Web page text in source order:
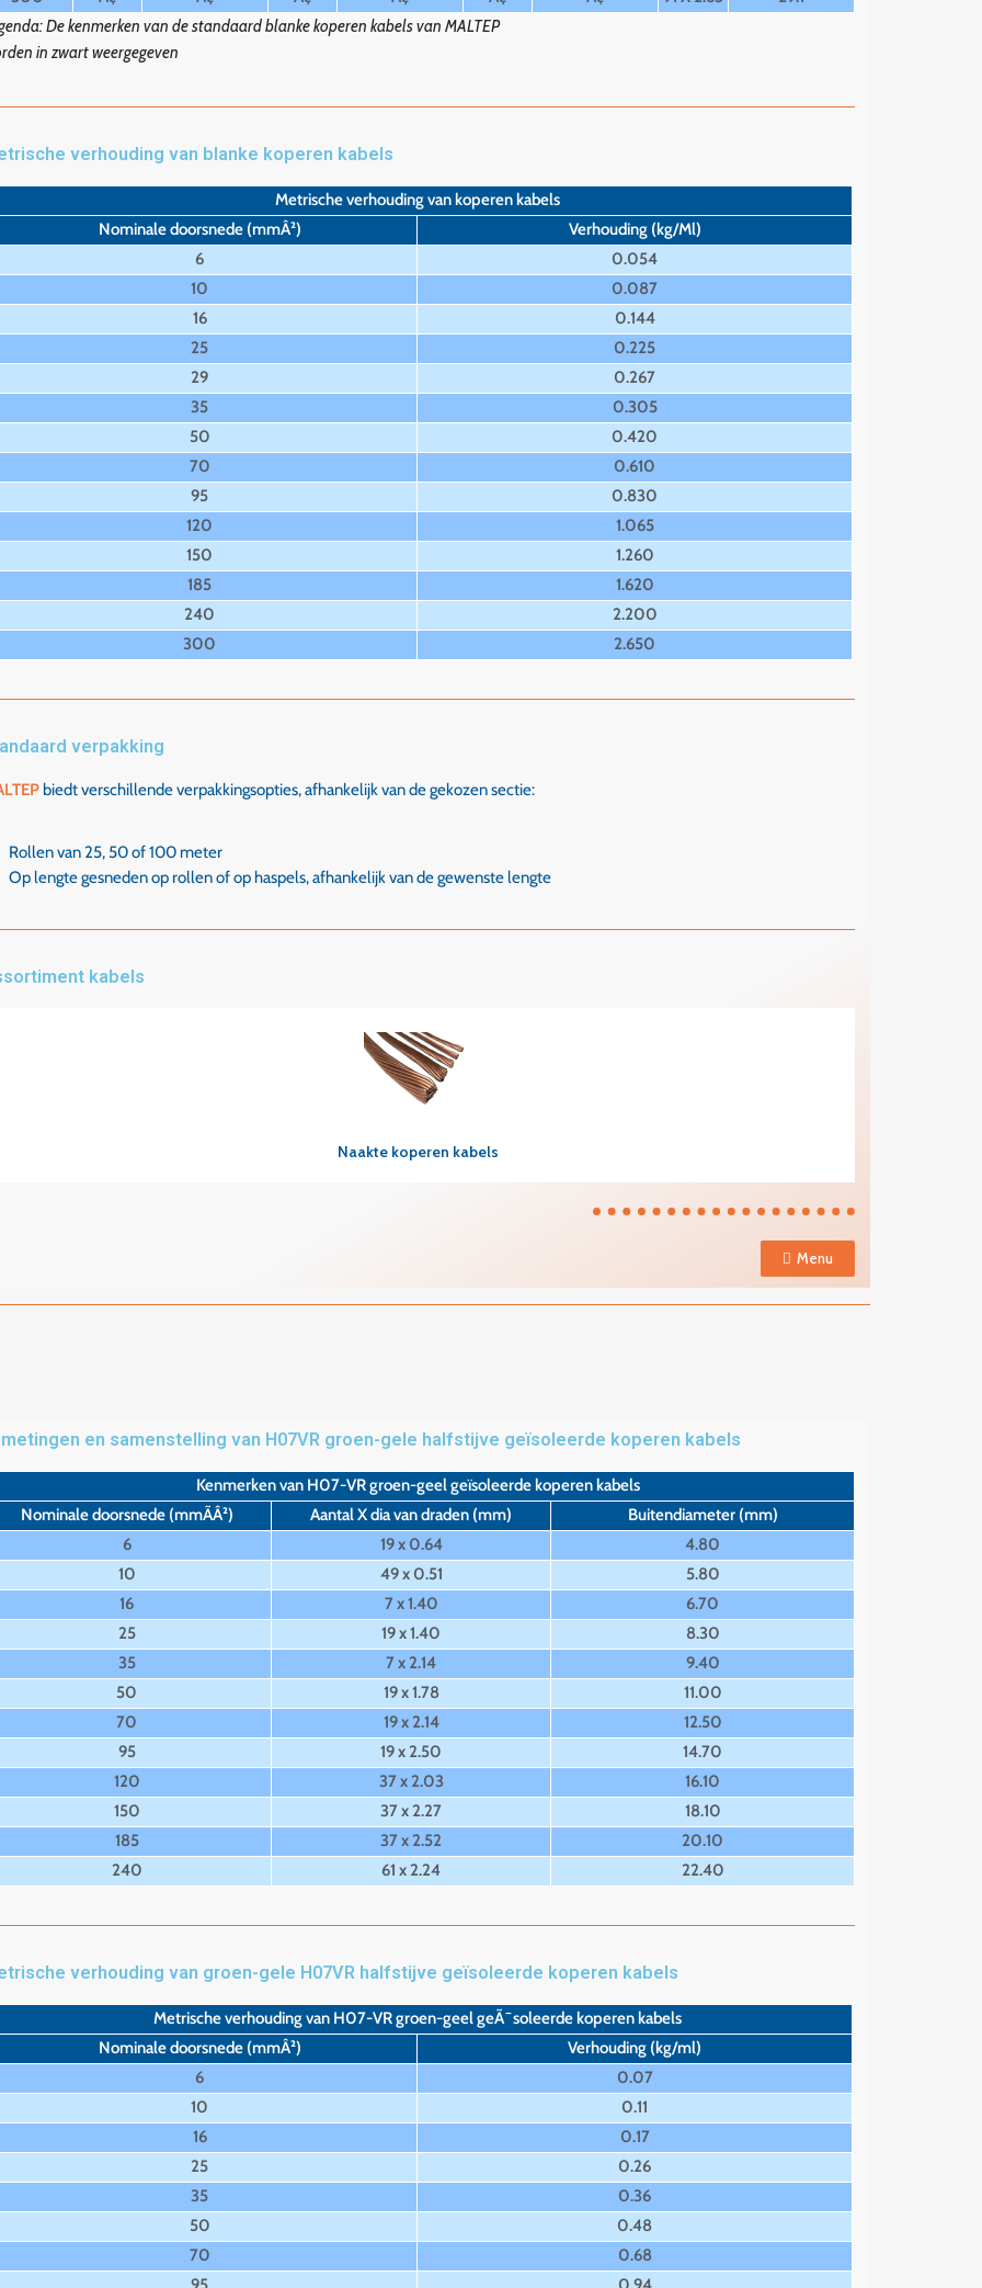
De kenmerken van de standaard blanke koperen kabels van MALTEP
in zwart weergegeven
verhouding van blanke koperen kabels
Metrische verhouding van koperen kabels
Nominale doorsnede (mmÂ²)
Verhouding (kg/Ml)
6
0.054
10
0.087
16
0.144
25
0.225
29
0.267
35
0.305
50
0.420
70
0.610
95
0.830
120
1.065
150
1.260
185
1.620
240
2.200
300
2.650
verpakking
biedt verschillende verpakkingsopties, afhankelijk van de gekozen sectie:
Rollen van 25, 50 of 100 meter
Op lengte gesneden op rollen of op haspels, afhankelijk van de gewenste lengte
kabels
Snel overzicht
Naakte koperen kabels
Menu
en samenstelling van H07VR groen-gele halfstijve geïsoleerde koperen kabels
Kenmerken van H07-VR groen-geel geïsoleerde koperen kabels
Nominale doorsnede (mmÃÂ²)
Aantal X dia van draden (mm)
Buitendiameter (mm)
6
19 x 0.64
4.80
10
49 x 0.51
5.80
16
7 x 1.40
6.70
25
19 x 1.40
8.30
35
7 x 2.14
9.40
50
19 x 1.78
11.00
70
19 x 2.14
12.50
95
19 x 2.50
14.70
120
37 x 2.03
16.10
150
37 x 2.27
18.10
185
37 x 2.52
20.10
240
61 x 2.24 22.40
verhouding van groen-gele H07VR halfstijve geïsoleerde koperen kabels
Metrische verhouding van H07-VR groen-geel geÃ¯soleerde koperen kabels
Nominale doorsnede (mmÂ²)
Verhouding (kg/ml)
6
0.07
10
0.11
16
0.17
25
0.26
35
0.36
50
0.48
70
0.68